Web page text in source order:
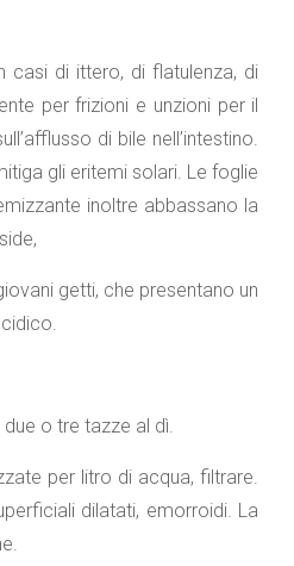
casi di ittero, di flatulenza, di
per frizioni e unzioni per il
di bile nell’intestino.
gli eritemi solari. Le foglie
inoltre abbassano la
getti, che presentano un
o tre tazze al dì.
per litro di acqua, filtrare.
dilatati, emorroidi. La